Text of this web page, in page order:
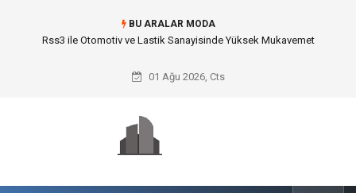
BU ARALAR MODA
Computer Patch Management: Uç Nokta Güvenliğinde İnsan Hatasını
01 Ağu 2026, Cts